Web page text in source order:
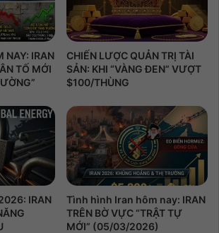
NAY: IRAN
TỐ MỚI
CHIẾN LƯỢC QUẢN TRỊ TÀI
SẢN: KHI “VÀNG ĐEN” VƯỢT
$100/THÙNG
IRAN
Tình hình Iran hôm nay: IRAN
TRÊN BỜ VỰC “TRẬT TỰ
MỚI” (05/03/2026)